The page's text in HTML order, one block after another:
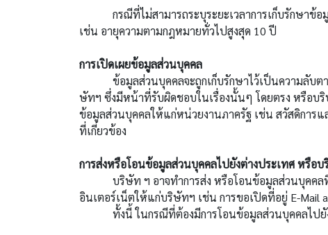
กรณีที่ไม่สามารถระบุระยะเวลาการเก็บรักษาข้อมูล
เช่น อายุความตามกฎหมายทั่วไปสูงสุด 10 ปี
การเปิดเผยข้อมูลส่วนบุคคล
ข้อมูลส่วนบุคคลจะถูกเก็บรักษาไว้เป็นความลับตา
ษัทฯ ซึ่งมีหน้าที่รับผิดชอบในเรื่องนั้นๆ โดยตรง หรือบริ
ข้อมูลส่วนบุคคลให้แก่หน่วยงานภาครัฐ เช่น สวัสดิการ
ที่เกี่ยวข้อง
การส่งหรือโอนข้อมูลส่วนบุคคลไปยังต่างประเทศ หรือ
บริษัท ฯ อาจทำการส่ง หรือโอนข้อมูลส่วนบุคคลที่บ
อินเตอร์เน็ตให้แก่บริษัทฯ เช่น การขอเปิดที่อยู่ E-Mail
ทั้งนี้ ในกรณีที่ต้องมีการโอนข้อมูลส่วนบุคคลไปยังต่